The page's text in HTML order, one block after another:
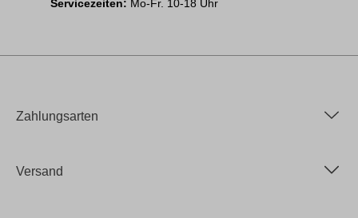
Servicezeiten: Mo-Fr. 10-18 Uhr
Zahlungsarten
Versand